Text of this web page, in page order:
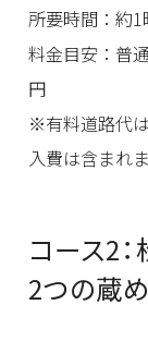
所要時間：約1
料金目安：普
円
※有料道路代
入費は含まれ
コース2
2つの蔵